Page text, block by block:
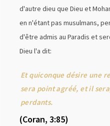
d'autre dieu que Dieu et
en n'étant pas musulmans,
d'être admis au Paradis et
Dieu l'a dit:
Et quiconque désire une
sera point agréé, et il
perdants.
(Coran, 3:85)